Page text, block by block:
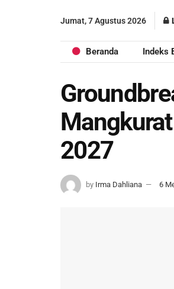
Jumat, 7 Agustus 2026
Beranda Indeks
2027
by Irma Dahliana 6